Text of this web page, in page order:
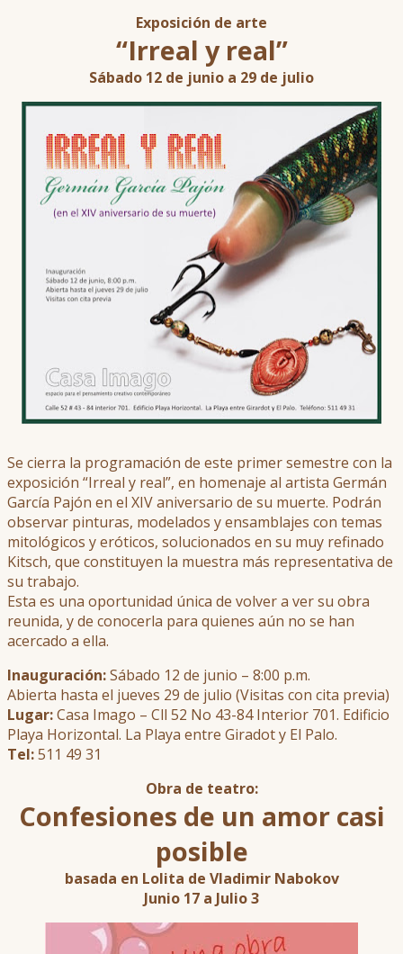
Exposición de arte
“Irreal y real”
Sábado 12 de junio a 29 de julio
Se cierra la programación de este primer semestre con la
exposición “Irreal y real”, en homenaje al artista Germán
García Pajón en el XIV aniversario de su muerte. Podrán
observar pinturas, modelados y ensamblajes con temas
mitológicos y eróticos, solucionados en su muy refinado
Kitsch, que constituyen la muestra más representativa de
su trabajo.
Esta es una oportunidad única de volver a ver su obra
reunida, y de conocerla para quienes aún no se han
acercado a ella.
Inauguración:Sábado 12 de junio – 8:00 p.m.
Abierta hasta el jueves 29 de julio (Visitas con cita previa)
Lugar:Casa Imago – Cll 52 No 43-84 Interior 701. Edificio
Playa Horizontal. La Playa entre Giradot y El Palo.
Tel:511 49 31
Obra de teatro:
Confesiones de un amor casi
posible
basada en Lolita de Vladimir Nabokov
Junio 17 a Julio 3